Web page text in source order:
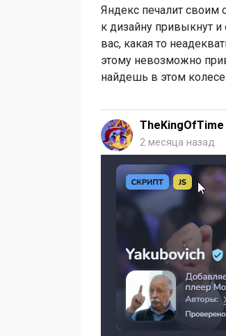
Яндекс печалит своим
к дизайну привыкнут и
вас, какая то
этому невозможно
найдешь в этом
TheKingOfTime
2 месяца назад